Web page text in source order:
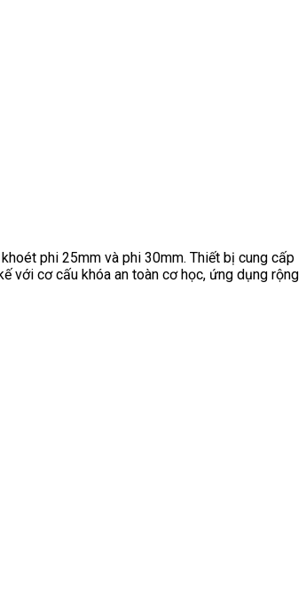
phi 25mm và phi 30mm. Thiết bị cung cấp
với cơ cấu khóa an toàn cơ học, ứng dụng rộng